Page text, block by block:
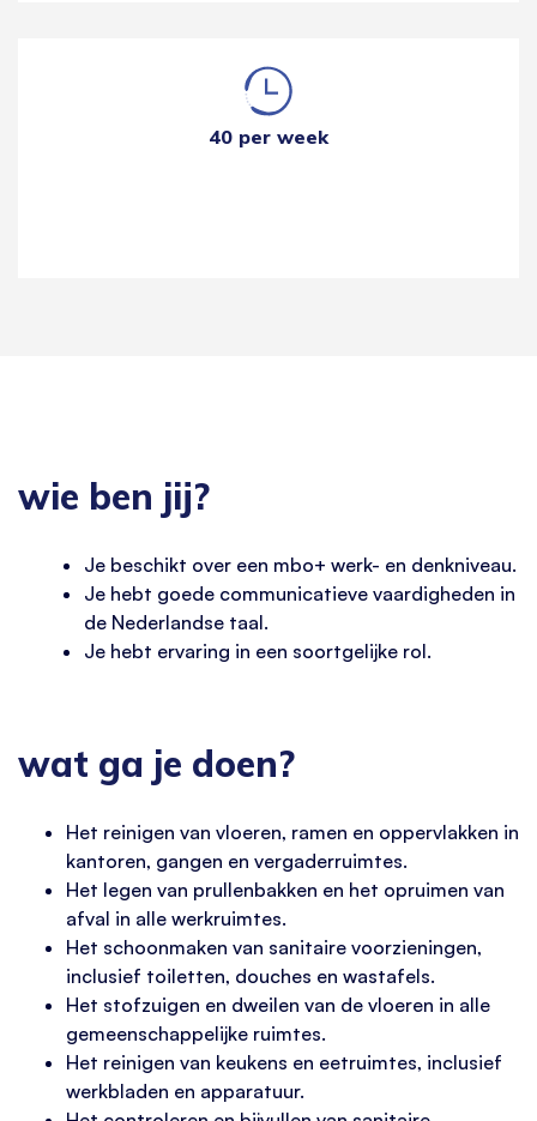
40 per week
wie ben jij?
Je beschikt over een mbo+ werk- en denkniveau.
Je hebt goede communicatieve vaardigheden in
de Nederlandse taal.
Je hebt ervaring in een soortgelijke rol.
wat ga je doen?
Het reinigen van vloeren, ramen en oppervlakken in
kantoren, gangen en vergaderruimtes.
Het legen van prullenbakken en het opruimen van
afval in alle werkruimtes.
Het schoonmaken van sanitaire voorzieningen,
inclusief toiletten, douches en wastafels.
Het stofzuigen en dweilen van de vloeren in alle
gemeenschappelijke ruimtes.
Het reinigen van keukens en eetruimtes, inclusief
werkbladen en apparatuur.